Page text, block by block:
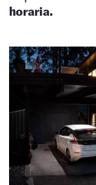
horaria.